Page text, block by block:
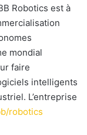
Robotics est à
mondial
faire
intelligents
L’entreprise
robotics